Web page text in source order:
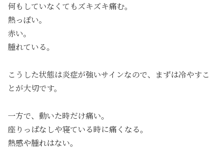
何もしていなくてもズキズキ痛む。
熱っぽい。
赤い。
腫れている。
こうした状態は炎症が強いサインなので、まずは冷やすこ
とが大切です。
一方で、動いた時だけ痛い。
座りっぱなしや寝ている時に痛くなる。
熱感や腫れはない。